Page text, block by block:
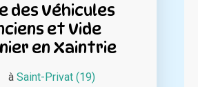
des Véhicules
et Vide
en Xaintrie
à Saint-Privat (19)